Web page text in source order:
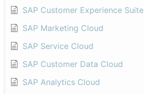
SAP Customer Experience Suite
SAP Marketing Cloud
SAP Service Cloud
SAP Customer Data Cloud
SAP Analytics Cloud